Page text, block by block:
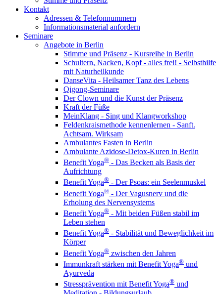
Kontakt
Adressen & Telefonnummern
Informationsmaterial anfordern
Seminare
Angebote in Berlin
Stimme und Präsenz - Kursreihe in Berlin
Schultern, Nacken, Kopf - alles frei! - Selbsthilfe
mit Naturheilkunde
DanseVita - Heilsamer Tanz des Lebens
Qigong-Seminare
Der Clown und die Kunst der Präsenz
Kraft der Füße
MeinKlang - Sing und Klangworkshop
Feldenkraismethode kennenlernen - Sanft.
Achtsam. Wirksam
Ambulantes Fasten in Berlin
Ambulante Azidose-Detox-Kuren in Berlin
Benefit Yoga® - Das Becken als Basis der
Aufrichtung
Benefit Yoga® - Der Psoas: ein Seelenmuskel
Benefit Yoga® - Der Vagusnerv und die
Erholung des Nervensystems
Benefit Yoga® - Mit beiden Füßen stabil im
Leben stehen
Benefit Yoga® - Stabilität und Beweglichkeit im
Körper
Benefit Yoga® zwischen den Jahren
Immunkraft stärken mit Benefit Yoga® und
Ayurveda
Stressprävention mit Benefit Yoga® und